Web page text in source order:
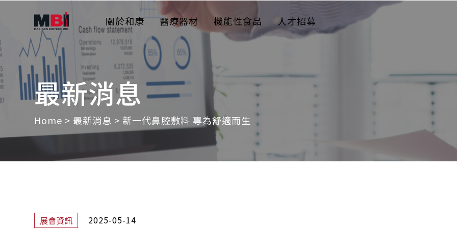
關於和康 醫療器材 機能性食品 人才招募
最新消息
Home > 最新消息 > 新一代鼻腔敷料 專為舒適而生
展會資訊 2025-05-14